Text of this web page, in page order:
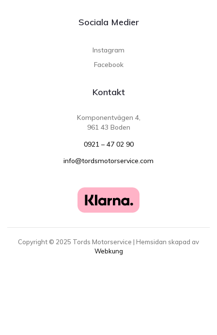
Sociala Medier
Instagram
Facebook
Kontakt
Komponentvägen 4,
961 43 Boden
0921 – 47 02 90
info@tordsmotorservice.com
Copyright © 2025 Tords Motorservice | Hemsidan skapad av
Webkung